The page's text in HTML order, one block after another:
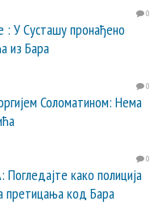
0
: У Сусташу пронађено
из Бара
0
Соломатином: Нема
0
како полиција
претицања код Бара